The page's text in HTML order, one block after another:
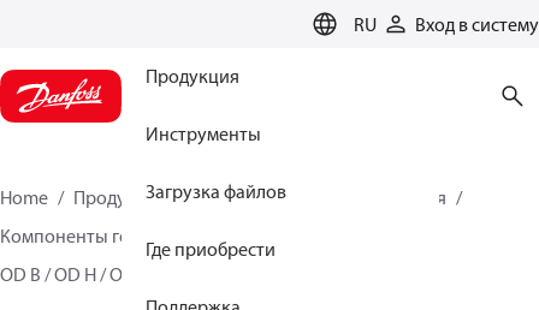
RU Вход в систему
Продукция
Инструменты
Загрузка файлов
Где приобрести
Home Продукция
Решения для теплоснабжения
Компоненты горелок
Топливные форсунки
OD B / OD H / OD S